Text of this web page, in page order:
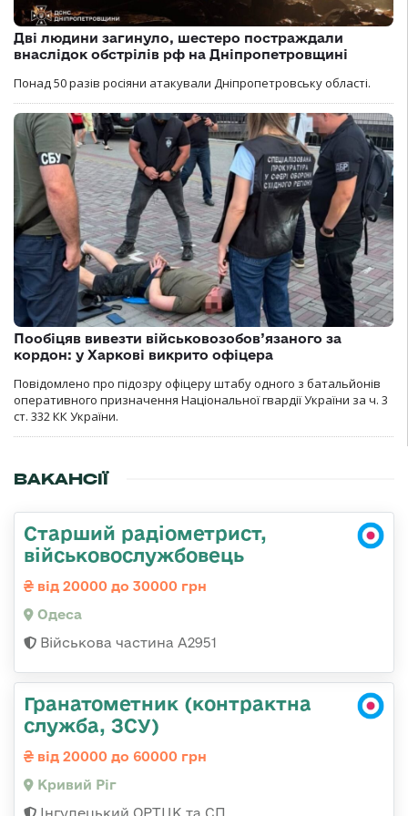
Дві людини загинуло, шестеро постраждали
внаслідок обстрілів рф на Дніпропетровщині
Понад 50 разів росіяни атакували Дніпропетровську області.
Пообіцяв вивезти військовозобов’язаного за
кордон: у Харкові викрито офіцера
Повідомлено про підозру офіцеру штабу одного з батальйонів
оперативного призначення Національної гвардії України за ч. 3
ст. 332 КК України.
ВАКАНСІЇ
Старший радіометрист,
військовослужбовець
від 20000 до 30000 грн
Одеса
Військова частина А2951
Гранатометник (контрактна
служба, ЗСУ)
від 20000 до 60000 грн
Кривий Ріг
Інгулецький ОРТЦК та СП